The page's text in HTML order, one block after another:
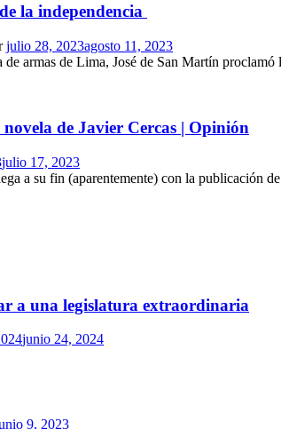
la independencia
julio 28, 2023agosto 11, 2023
armas de Lima, José de San Martín proclamó
de Javier Cercas | Opinión
julio 17, 2023
a su fin (aparentemente) con la publicación
a una legislatura extraordinaria
junio 24, 2024
9, 2023